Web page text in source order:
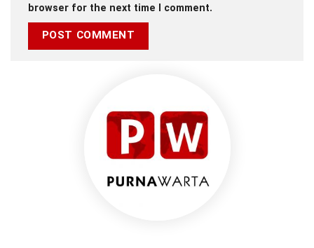
browser for the next time I comment.